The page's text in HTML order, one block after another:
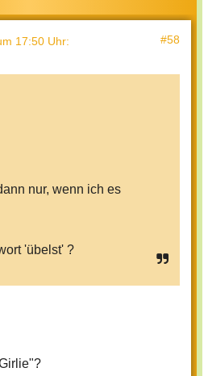
17:50 Uhr: #58
nur, wenn ich es
'übelst' ?